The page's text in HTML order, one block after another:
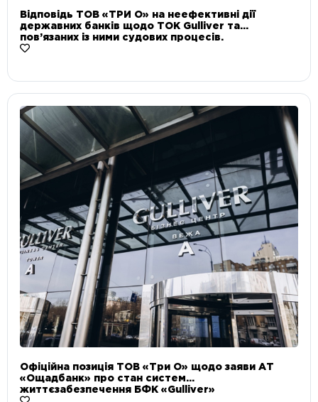
Відповідь ТОВ «ТРИ О» на неефективні дії
державних банків щодо ТОК Gulliver та
пов’язаних із ними судових процесів.
Офіційна позиція ТОВ «Три О» щодо заяви АТ
«Ощадбанк» про стан систем
життєзабезпечення БФК «Gulliver»